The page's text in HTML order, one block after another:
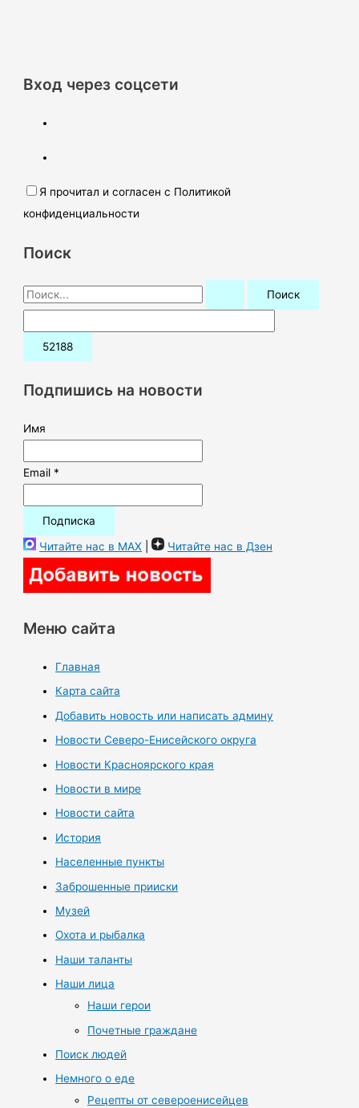
Вход через соцсети
Я прочитал и согласен с Политикой
конфиденциальности
Поиск
П
о
и
:Подпишись на новости
Имя
Email *
Читайте нас в MAX | Читайте нас в Дзен
Меню сайта
Главная
Карта сайта
Добавить новость или написать админу
Новости Северо-Енисейского округа
Новости Красноярского края
Новости в мире
Новости сайта
История
Населенные пункты
Заброшенные прииски
Музей
Охота и рыбалка
Наши таланты
Наши лица
Наши герои
Почетные граждане
Поиск людей
Немного о еде
Рецепты от североенисейцев